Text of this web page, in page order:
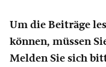
Um die Beiträge
können, müssen
Melden Sie sich